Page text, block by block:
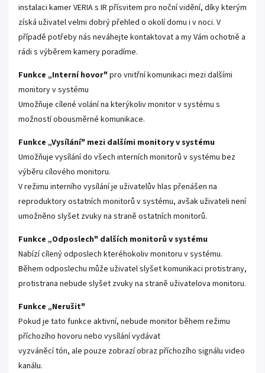
instalaci kamer VERIA s IR přísvitem pro noční vidění, díky kterým
získá uživatel velmi dobrý přehled o okolí domu i v noci. V
případě potřeby nás neváhejte kontaktovat a my Vám ochotně a
rádi s výběrem kamery poradíme.
Funkce „Interní hovor" pro vnitřní komunikaci mezi dalšími
monitory v systému
Umožňuje cílené volání na kterýkoliv monitor v systému s
možností obousměrné komunikace.
Funkce „Vysílání" mezi dalšími monitory v systému
Umožňuje vysílání do všech interních monitorů v systému bez
výběru cílového monitoru.
V režimu interního vysílání je uživatelův hlas přenášen na
reproduktory ostatních monitorů v systému, avšak uživateli není
umožněno slyšet zvuky na straně ostatních monitorů.
Funkce „Odposlech" dalších monitorů v systému
Nabízí cílený odposlech kteréhokoliv monitoru v systému.
Během odposlechu může uživatel slyšet komunikaci protistrany,
protistrana nebude slyšet zvuky na straně uživatelova monitoru.
Funkce „Nerušit"
Pokud je tato funkce aktivní, nebude monitor během režimu
příchozího hovoru nebo vysílání vydávat
vyzváněcí tón, ale pouze zobrazí obraz příchozího signálu video
kanálu.